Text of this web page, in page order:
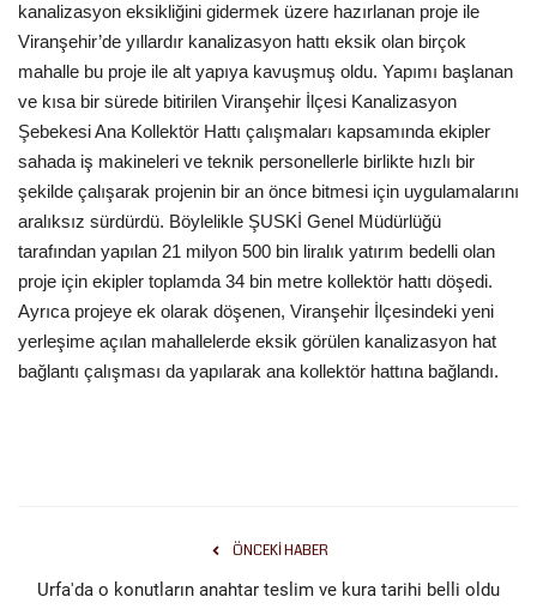
İletişim
Kültür Sanat
kanalizasyon eksikliğini gidermek üzere hazırlanan proje ile
Viranşehir’de yıllardır kanalizasyon hattı eksik olan birçok
mahalle bu proje ile alt yapıya kavuşmuş oldu. Yapımı başlanan
ve kısa bir sürede bitirilen Viranşehir İlçesi Kanalizasyon
Şebekesi Ana Kollektör Hattı çalışmaları kapsamında ekipler
sahada iş makineleri ve teknik personellerle birlikte hızlı bir
şekilde çalışarak projenin bir an önce bitmesi için uygulamalarını
aralıksız sürdürdü. Böylelikle ŞUSKİ Genel Müdürlüğü
tarafından yapılan 21 milyon 500 bin liralık yatırım bedelli olan
proje için ekipler toplamda 34 bin metre kollektör hattı döşedi.
Ayrıca projeye ek olarak döşenen, Viranşehir İlçesindeki yeni
yerleşime açılan mahallelerde eksik görülen kanalizasyon hat
bağlantı çalışması da yapılarak ana kollektör hattına bağlandı.
ÖNCEKI HABER
Urfa'da o konutların anahtar teslim ve kura tarihi belli oldu